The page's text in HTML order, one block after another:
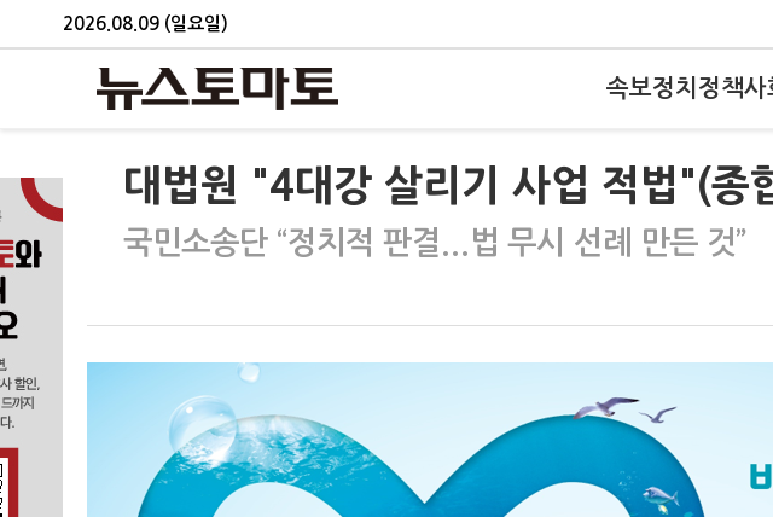
2026.08.09 (일요일)
속보정치 정책사
대법원 "4대강 살리기 사업 적법"(종
국민소송단 “정치적 판결...법 무시 선례 만든 것”